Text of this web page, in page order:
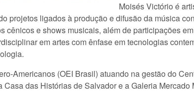
Moisés Victório é
projetos ligados à produção e difusão da música
cênicos e shows musicais, além de participações
em artes com ênfase em tecnologias
Americanos (OEI Brasil) atuando na gestão do
das Histórias de Salvador e a Galeria